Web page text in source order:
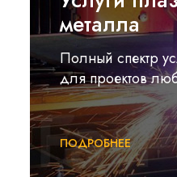
металла
Полный спектр
для проектов
ПОДРОБНЕЕ